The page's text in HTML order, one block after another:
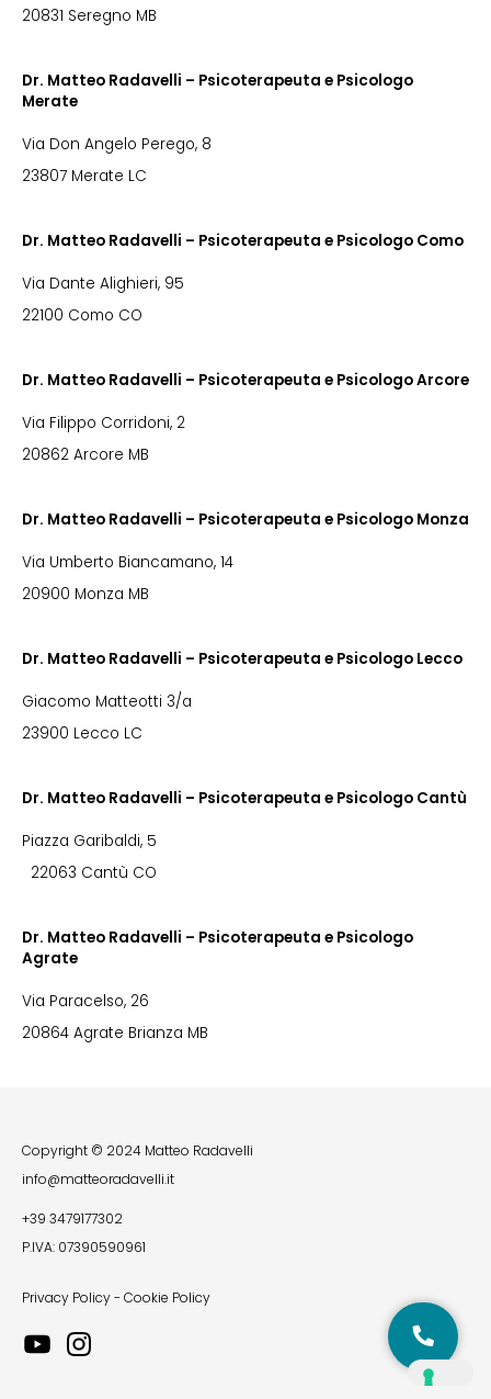
20831 Seregno MB
Dr. Matteo Radavelli – Psicoterapeuta e Psicologo
Merate
Via Don Angelo Perego, 8
23807 Merate LC
Dr. Matteo Radavelli – Psicoterapeuta e Psicologo Como
Via Dante Alighieri, 95
22100 Como CO
Dr. Matteo Radavelli – Psicoterapeuta e Psicologo Arcore
Via Filippo Corridoni, 2
20862 Arcore MB
Dr. Matteo Radavelli – Psicoterapeuta e Psicologo Monza
Via Umberto Biancamano, 14
20900 Monza MB
Dr. Matteo Radavelli – Psicoterapeuta e Psicologo Lecco
Giacomo Matteotti 3/a
23900 Lecco LC
Dr. Matteo Radavelli – Psicoterapeuta e Psicologo Cantù
Piazza Garibaldi, 5
22063 Cantù CO
Dr. Matteo Radavelli – Psicoterapeuta e Psicologo
Agrate
Via Paracelso, 26
20864 Agrate Brianza MB
Copyright © 2024 Matteo Radavelli
info@matteoradavelli.it
+39 3479177302
P.IVA: 07390590961
Privacy Policy- Cookie Policy